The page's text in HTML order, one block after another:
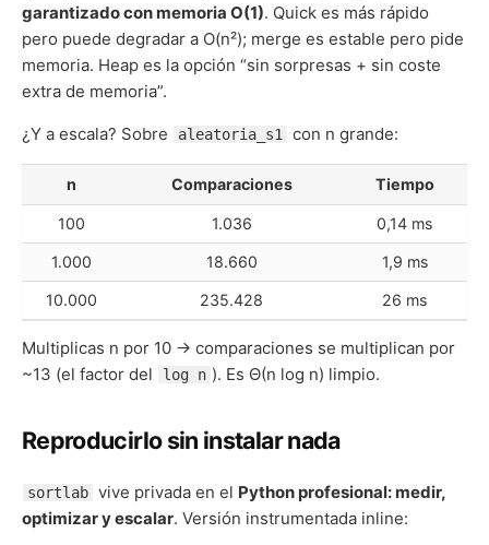
garantizado con memoria O(1). Quick es más rápido
pero puede degradar a O(n²); merge es estable pero pide
memoria. Heap es la opción “sin sorpresas + sin coste
extra de memoria”.
¿Y a escala? Sobre aleatoria_s1 con n grande:
n Comparaciones Tiempo
100 1.036 0,14 ms
1.000 18.660 1,9 ms
10.000 235.428 26 ms
Multiplicas n por 10 → comparaciones se multiplican por
~13 (el factor del
log n ). Es Θ(n log n) limpio.
Reproducirlo sin instalar nada
sortlab vive privada en el Python profesional: medir,
optimizar y escalar. Versión instrumentada inline: